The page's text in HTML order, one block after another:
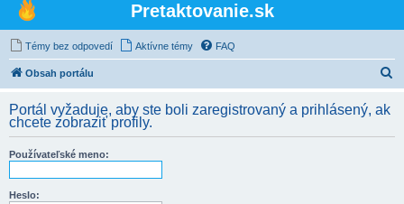
Pretaktovanie.sk
Témy bez odpovedí Aktívne témy FAQ
Obsah portálu
d
Portál vyžaduje, aby ste boli zaregistrovaný a prihlásený, ak
chcete zobraziť profily.
Používateľské meno:
Heslo: